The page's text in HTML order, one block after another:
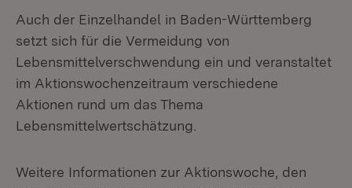
Auch der Einzelhandel in Baden-Württemberg
setzt sich für die Vermeidung von
Lebensmittelverschwendung ein und veranstaltet
im Aktionswochenzeitraum verschiedene
Aktionen rund um das Thema
Lebensmittelwertschätzung.
Weitere Informationen zur Aktionswoche, den